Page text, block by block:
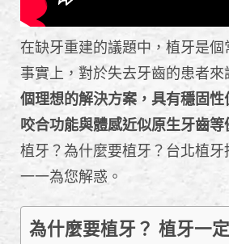
在缺牙重建的議題中，植牙是個
事實上，對於失去牙齒的患者來
個理想的解決方案，具有穩固性
咬合功能與體感近似原生牙齒等
植牙？為什麼要植牙？台北植
一一為您解惑。
為什麼要植牙？ 植牙一